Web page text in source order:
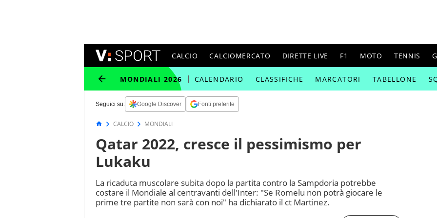
CALCIO CALCIOMERCATO DIRETTE LIVE F1 MOTO TENNIS
MONDIALI 2026 CALENDARIO CLASSIFICHE MARCATORI TABELLONE
Seguici su: Google Discover Fonti preferite
CALCIO MONDIALI
Qatar 2022, cresce il pessimismo per
Lukaku
La ricaduta muscolare subita dopo la partita contro la Sampdoria potrebbe
costare il Mondiale al centravanti dell'Inter: "Se Romelu non potrà giocare le
prime tre partite non sarà con noi" ha dichiarato il ct Martinez.